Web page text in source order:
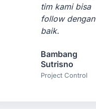
tim kami bisa
follow dengan
baik.
Bambang
Sutrisno
Project Control